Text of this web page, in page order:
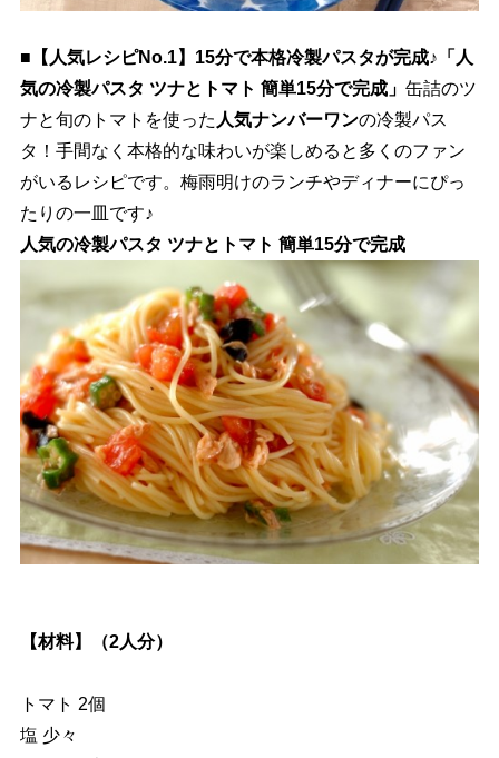
■【人気レシピNo.1】15分で本格冷製パスタが完成♪「人
気の冷製パスタ ツナとトマト 簡単15分で完成」 缶詰のツ
ナと旬のトマトを使った 人気ナンバーワンの冷製パス
タ！手間なく本格的な味わいが楽しめると多くのファン
がいるレシピです。梅雨明けのランチやディナーにぴっ
たりの一皿です♪
人気の冷製パスタ ツナとトマト 簡単15分で完成
【材料】（2人分）
トマト 2個
塩 少々